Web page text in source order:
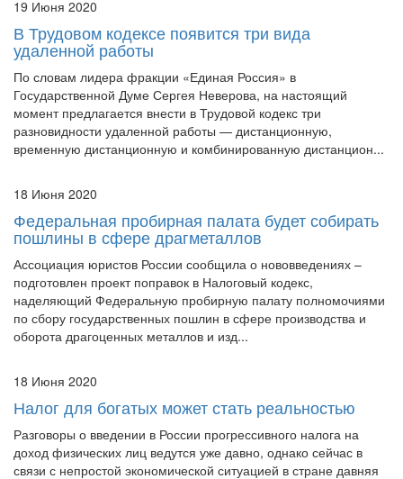
удаленной работы
По словам лидера фракции «Единая Россия» в
Государственной Думе Сергея Неверова, на настоящий
момент предлагается внести в Трудовой кодекс три
разновидности удаленной работы — дистанционную,
временную дистанционную и комбинированную дистанцион...
18 Июня 2020
пошлины в сфере драгметаллов
Ассоциация юристов России сообщила о нововведениях –
подготовлен проект поправок в Налоговый кодекс,
наделяющий Федеральную пробирную палату полномочиями
по сбору государственных пошлин в сфере производства и
оборота драгоценных металлов и изд...
18 Июня 2020
доход физических лиц ведутся уже давно, однако сейчас в
связи с непростой экономической ситуацией в стране давняя
инициатива может стать реальностью.